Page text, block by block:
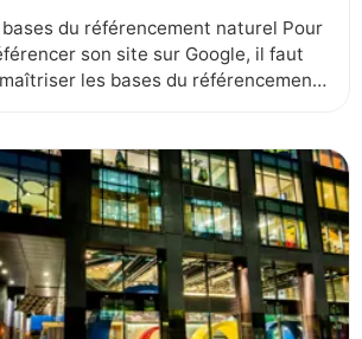
du référencement naturel Pour
son site sur Google, il faut
les bases du référencement
arbre majestueux, il faut creuser au
offrir les nutriments nécessaires. Le